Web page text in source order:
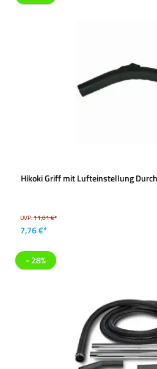
Hikoki Griff mit Lufteinstellung
UVP:11,01 €*
7,76 €*
- 28%